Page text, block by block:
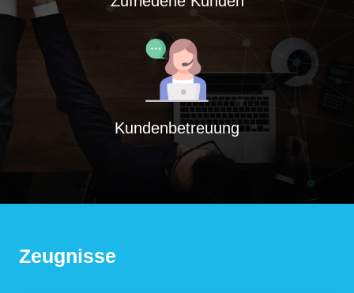
Kundenbetreuung
Zeugnisse